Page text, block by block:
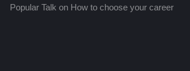
Popular Talk on How to choose your career